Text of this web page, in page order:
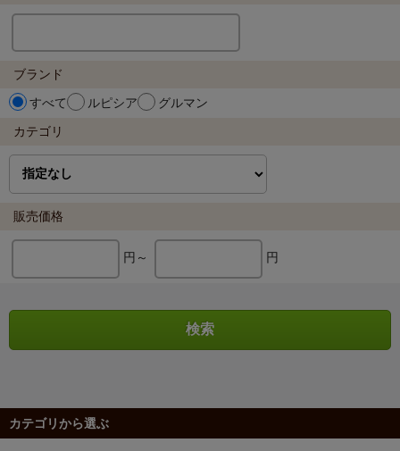
ブランド
すべて
ルピシア グルマン
カテゴリ
販売価格
円～ 円
カテゴリから選ぶ